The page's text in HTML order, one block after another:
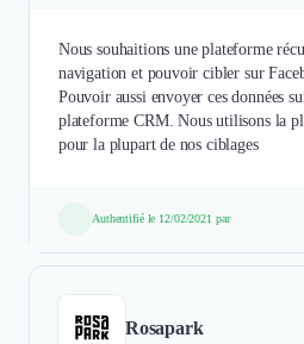
Nous souhaitions une plateforme
navigation et pouvoir cibler sur
Pouvoir aussi envoyer ces données
plateforme CRM. Nous utilisons la
pour la plupart de nos ciblages
Authentifié le 12/02/2021 par
Rosapark